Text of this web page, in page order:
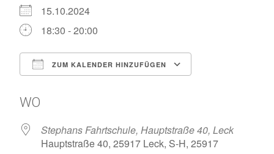
15.10.2024
18:30 - 20:00
ZUM KALENDER HINZUFÜGEN
WO
Stephans Fahrtschule, Hauptstraße 40, Leck
Hauptstraße 40, 25917 Leck, S-H, 25917